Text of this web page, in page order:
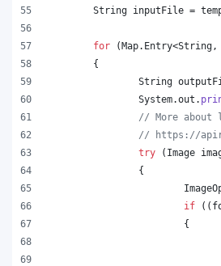
String inputFile =
for (Map. Entry<String ,
	{
String
System.out .
// More about
// https://
try ( Image
		{
if ((
			{